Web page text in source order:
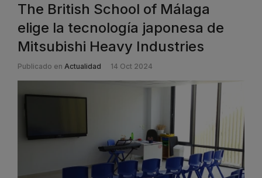
The British School of Málaga
elige la tecnología japonesa de
Mitsubishi Heavy Industries
Publicado en Actualidad 14 Oct 2024